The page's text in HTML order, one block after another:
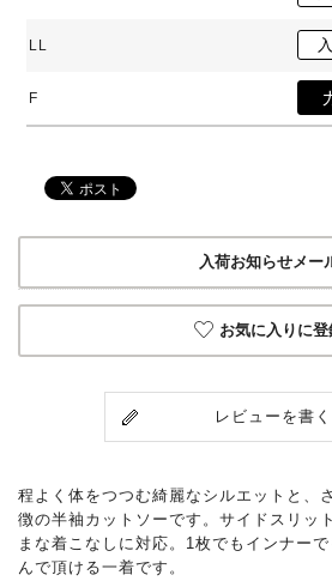
LL
F
入荷お知らせメー
お気に入りに登
レビューを書く
程よく体をつつむ綺麗なシルエットと、
徴の半袖カットソーです。サイドスリッ
まな着こなしに対応。1枚でもインナー
んで頂ける一着です。